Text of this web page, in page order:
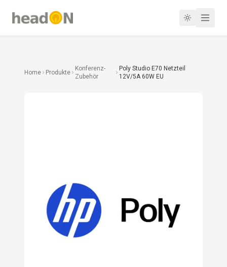
Home Produkte
Konferenz-
Zubehör
Poly Studio E70 Netzteil
12V/5A 60W EU